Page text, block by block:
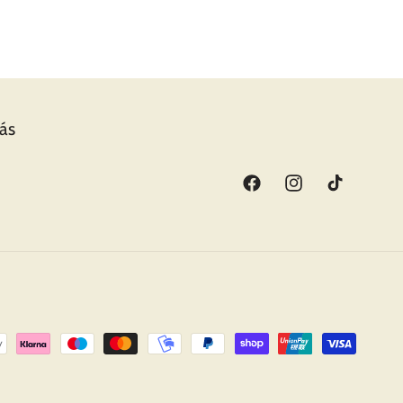
FacebookInstagramTikTok